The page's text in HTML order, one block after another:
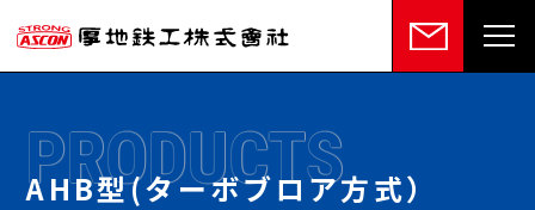
AHB型(ターボブロア方式）
PRODUCTS